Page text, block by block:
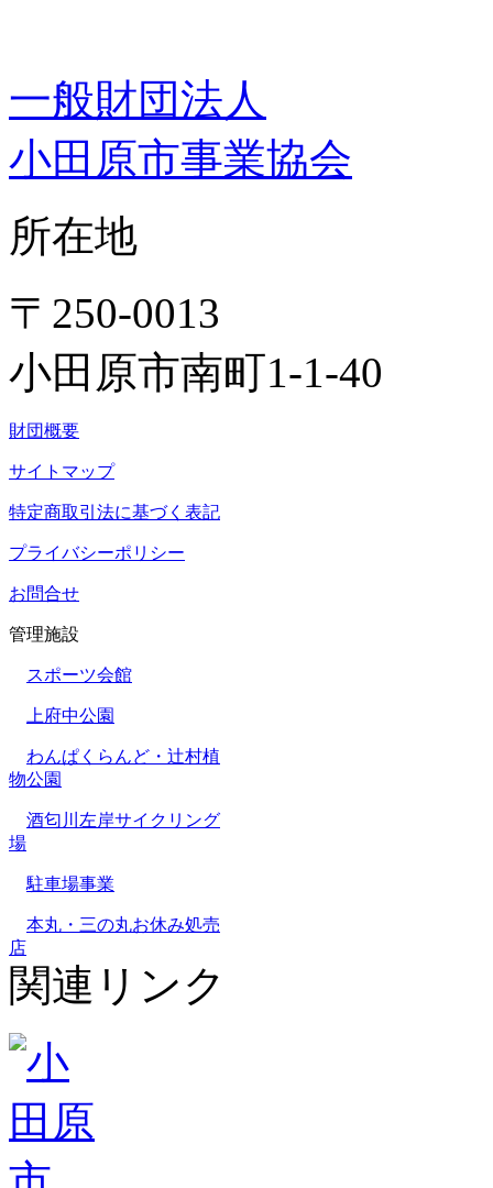
一般財団法人
小田原市事業協会
所在地
〒250-0013
小田原市南町1-1-40
財団概要
サイトマップ
特定商取引法に基づく表記
プライバシーポリシー
お問合せ
管理施設
スポーツ会館
上府中公園
わんぱくらんど・辻村植
物公園
酒匂川左岸サイクリング
場
駐車場事業
本丸・三の丸お休み処売
店
関連リンク